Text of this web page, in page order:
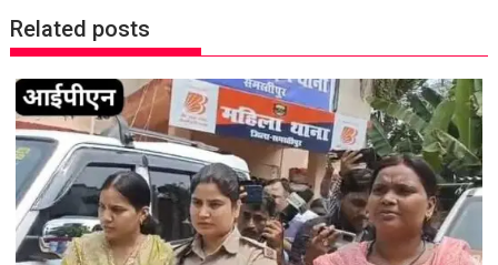
a
v
i
g
a
t
i
o
n
Related posts